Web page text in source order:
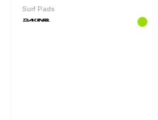
Surf Pads